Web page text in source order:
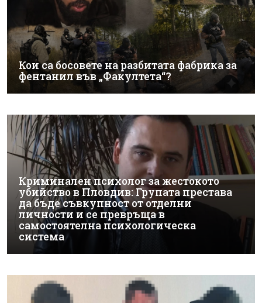
Кои са босовете на разбитата фабрика за
фентанил във „Факултета“?
Криминален психолог за жестокото
убийство в Пловдив: Групата престава
да бъде съвкупност от отделни
личности и се превръща в
самостоятелна психологическа
система